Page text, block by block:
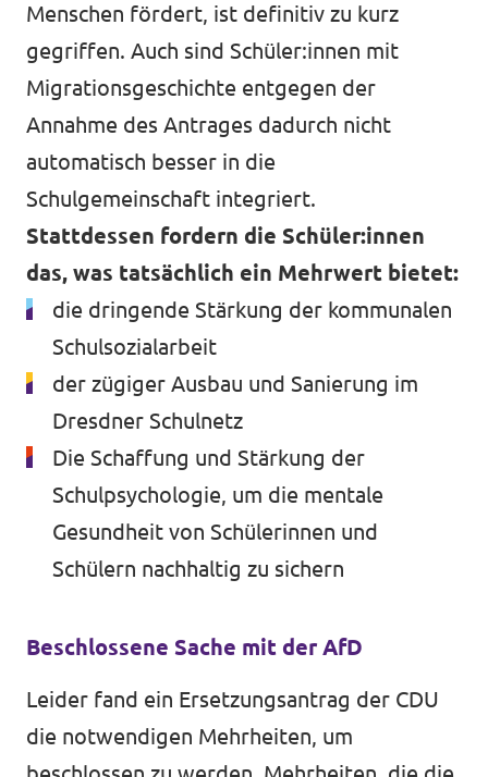
Menschen fördert, ist definitiv zu kurz
gegriffen. Auch sind Schüler:innen mit
Migrationsgeschichte entgegen der
Annahme des Antrages dadurch nicht
automatisch besser in die
Schulgemeinschaft integriert.
Stattdessen fordern die Schüler:innen
das, was tatsächlich ein Mehrwert bietet:
die dringende Stärkung der kommunalen
Schulsozialarbeit
der zügiger Ausbau und Sanierung im
Dresdner Schulnetz
Die Schaffung und Stärkung der
Schulpsychologie, um die mentale
Gesundheit von Schülerinnen und
Schülern nachhaltig zu sichern
Beschlossene Sache mit der AfD
Leider fand ein Ersetzungsantrag der CDU
die notwendigen Mehrheiten, um